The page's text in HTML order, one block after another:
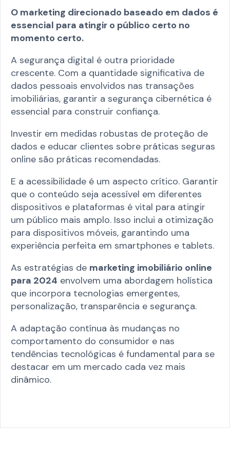
O marketing direcionado baseado em dados é
essencial para atingir o público certo no
momento certo.
A segurança digital é outra prioridade
crescente. Com a quantidade significativa de
dados pessoais envolvidos nas transações
imobiliárias, garantir a segurança cibernética é
essencial para construir confiança.
Investir em medidas robustas de proteção de
dados e educar clientes sobre práticas seguras
online são práticas recomendadas.
E a acessibilidade é um aspecto crítico. Garantir
que o conteúdo seja acessível em diferentes
dispositivos e plataformas é vital para atingir
um público mais amplo. Isso inclui a otimização
para dispositivos móveis, garantindo uma
experiência perfeita em smartphones e tablets.
As estratégias de marketing imobiliário online
para 2024 envolvem uma abordagem holística
que incorpora tecnologias emergentes,
personalização, transparência e segurança.
A adaptação contínua às mudanças no
comportamento do consumidor e nas
tendências tecnológicas é fundamental para se
destacar em um mercado cada vez mais
dinâmico.